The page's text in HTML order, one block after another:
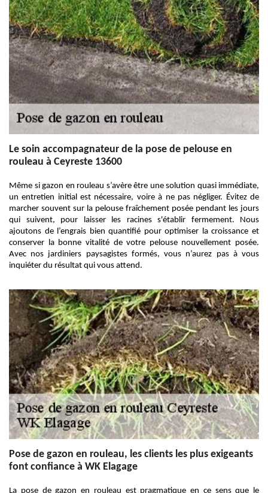
Le soin accompagnateur de la pose de pelouse en
rouleau à Ceyreste 13600
Même si gazon en rouleau s’avère être une solution quasi immédiate,
un entretien initial est nécessaire, voire à ne pas négliger. Évitez de
marcher souvent sur la pelouse fraîchement posée pendant les jours
qui suivent, pour laisser les racines s'établir fermement. Nous
ajoutons de l’engrais bien quantifié pour optimiser la croissance et
conserver la bonne vitalité de votre pelouse nouvellement posée.
Avec nos jardiniers paysagistes formés, vous n’aurez pas à vous
inquiéter du résultat qui vous attend.
Pose de gazon en rouleau, les clients les plus exigeants
font confiance à WK Elagage
La pose de gazon en rouleau est pragmatique en ce sens que le